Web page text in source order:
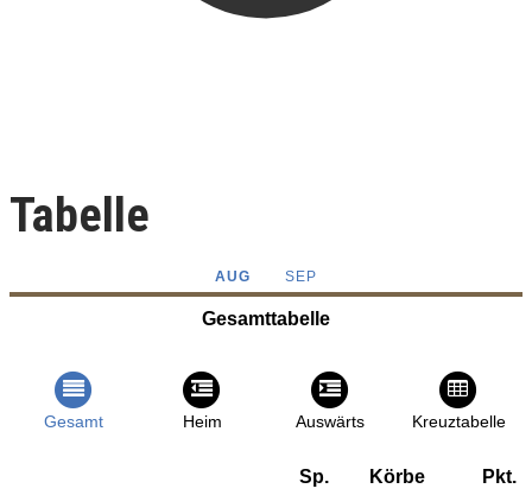
Tabelle
AUG SEP
Gesamttabelle
Gesamt Heim Auswärts Kreuztabelle
Sp. Körbe Pkt.